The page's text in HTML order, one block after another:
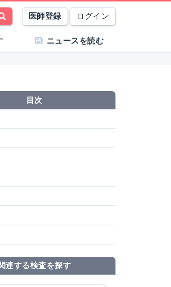
医師登録 ログイン
ニュースを読む
目次
連する検査を探す